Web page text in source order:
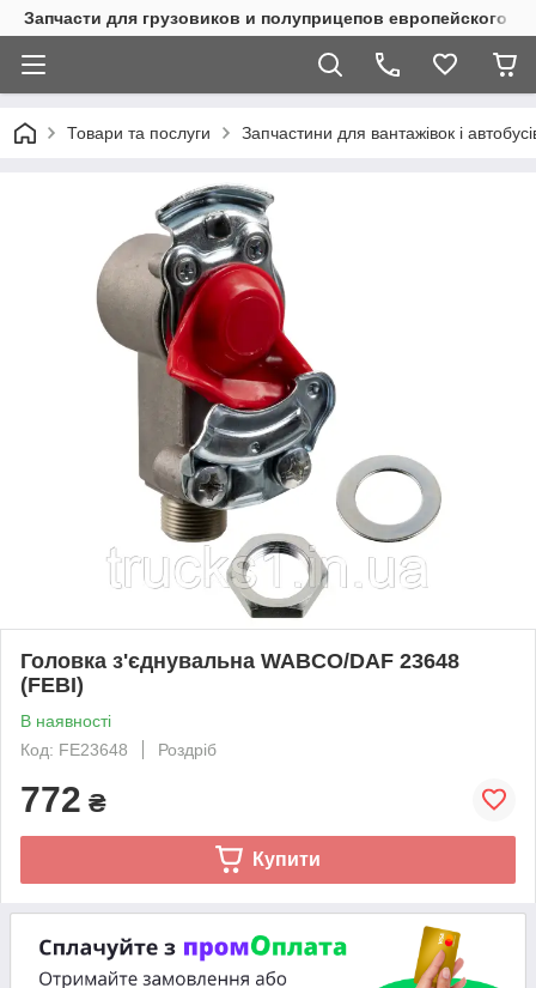
Запчасти для грузовиков и полуприцепов европейского
Товари та послуги Запчастини для вантажівок і
Головка з'єднувальна WABCO/DAF 23648
(FEBI)
В наявності
Код: FE23648
Роздріб
772 ₴
Купити